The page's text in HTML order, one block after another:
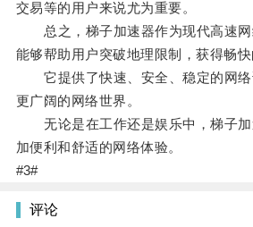
交易等的用户来说尤为重要。
总之，梯子加速器作为现代高速网
能够帮助用户突破地理限制，获得畅快
它提供了快速、安全、稳定的网络
更广阔的网络世界。
无论是在工作还是娱乐中，梯子加
加便利和舒适的网络体验。
#3#
评论